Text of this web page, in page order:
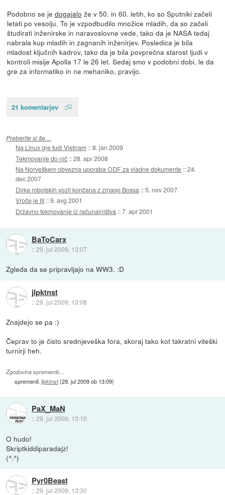
Podobno se je dogajalo že v 50. in 60. letih, ko so Sputniki začeli
letati po vesolju. To je vzpodbudilo množice mladih, da so začeli
študirati inženirske in naravoslovne vede, tako da je NASA tedaj
nabrala kup mladih in zagnanih inženirjev. Posledica je bila
mladost ključnih kadrov, tako da je bila povprečna starost ljudi v
kontroli misije Apolla 17 le 26 let. Sedaj smo v podobni dobi, le da
gre za informatiko in ne mehaniko, pravijo.
21 komentarjev
Preberite si še…
Na Linux gre tudi Vietnam ::8. jan 2009
Tekmovanje do nič ::28. apr 2008
Na Norveškem obvezna uporaba ODF za vladne dokumente ::24.
dec 2007
Dirka robotskih vozil končana z zmago Bossa ::5. nov 2007
Vroče je III ::9. avg 2001
Državno tekmovanje iz računalništva ::7. apr 2001
BaToCarx
::29. jul 2009, 13:07
Zgleda da se pripravljajo na WW3. :D
jlpktnst
::29. jul 2009, 13:08
Znajdejo se pa :)
Čeprav to je čisto srednjeveška fora, skoraj tako kot takratni viteški
turnirji heh.
Zgodovina sprememb…
spremenil:jlpktnst(29. jul 2009 ob 13:09)
PaX_MaN
::29. jul 2009, 13:10
O hudo!
Skriptkiddiparadajz!
(^.^)
Pyr0Beast
::29. jul 2009, 13:30